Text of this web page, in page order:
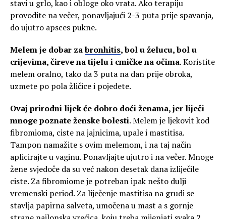
stavi u grlo, kao i obloge oko vrata. Ako terapiju
provodite na večer, ponavljajući 2-3 puta prije spavanja,
do ujutro apsces pukne.
Melem je dobar zabronhitis, bol u želucu, bol u
crijevima, čireve na tijelu i cmičke na očima. Koristite
melem oralno, tako da 3 puta na dan prije obroka,
uzmete po pola žličice i pojedete.
Ovaj prirodni lijek će dobro doći ženama, jer liječi
mnoge poznate ženske bolesti. Melem je ljekovit kod
fibromioma, ciste na jajnicima, upale i mastitisa.
Tampon namažite s ovim melemom, i na taj način
aplicirajte u vaginu. Ponavljajte ujutro i na večer. Mnoge
žene svjedoče da su već nakon desetak dana izliječile
ciste. Za fibromiome je potreban ipak nešto dulji
vremenski period. Za liječenje mastitisa na grudi se
stavlja papirna salveta, umočena u mast a s gornje